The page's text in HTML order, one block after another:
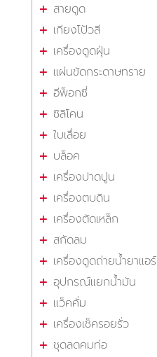
สายดูด
เกียงโป้วสี
เครื่องดูดฝุ่น
แผ่นขัดกระดาษทราย
อีพ็อกซี่
ซิลิโคน
ใบเลื่อย
บล็อค
เครื่องปาดปูน
เครื่องตบดิน
เครื่องตัดเหล็ก
สกัดลม
เครื่องดูดถ่ายน้ำยาแอร์
อุปกรณ์แยกน้ำมัน
แว็คคั่ม
เครื่องเช็ครอยรั่ว
ชุดลดคมท่อ